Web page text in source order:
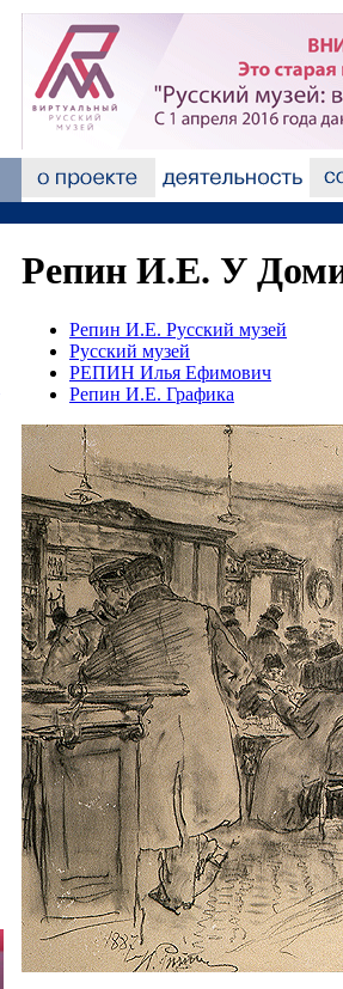
Репин И.Е. У
Репин И.Е. Русский музей
Русский музей
РЕПИН Илья Ефимович
Репин И.Е. Графика